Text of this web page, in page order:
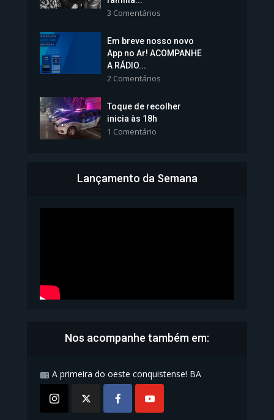
Vice-Prefeita Sheila Lemos
tomará posse nesta...
1.101 Modos de exibição
Bahia inicia emissão da
3 Comentários
Em breve nosso novo
App no Ar! ACOMPANHE
A RÁDIO...
2 Comentários
Toque de recolher
inicia às 18h
1 Comentário
Lançamento da Semana
Nos acompanhe também em:
A primeira do oeste conquistense! BA